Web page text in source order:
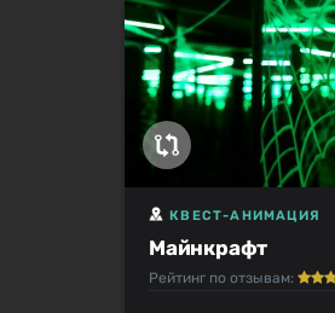
Майнкрафт
КВЕСТ-АНИМАЦИЯ
Рейтинг по отзывам: